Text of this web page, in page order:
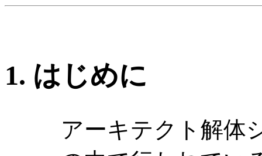
1. はじめに
アーキテクト解体